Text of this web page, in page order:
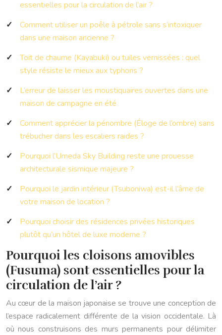
essentielles pour la circulation de l’air ?
Comment utiliser un poêle à pétrole sans s’intoxiquer
dans une maison ancienne ?
Toit de chaume (Kayabuki) ou tuiles vernissées : quel
style résiste le mieux aux typhons ?
L’erreur de laisser les moustiquaires ouvertes dans une
maison de campagne en été
Comment apprécier la pénombre (Éloge de l’ombre) sans
trébucher dans les escaliers raides ?
Pourquoi l’Umeda Sky Building reste une prouesse
architecturale sismique majeure ?
Pourquoi le jardin intérieur (Tsuboniwa) est-il l’âme de
votre maison de location ?
Pourquoi choisir des résidences privées historiques
plutôt qu’un hôtel de luxe moderne ?
Pourquoi les cloisons amovibles
(Fusuma) sont essentielles pour la
circulation de l’air ?
Au cœur de la maison japonaise se trouve une conception de
l’espace radicalement différente de la vision occidentale. Là
où nous construisons des murs permanents pour délimiter